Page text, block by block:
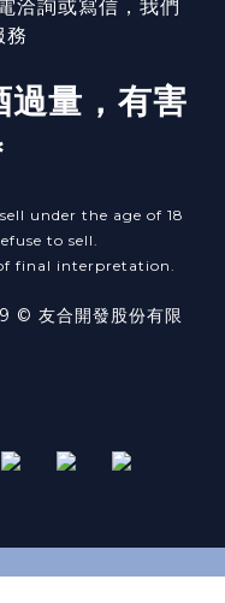
洽詢或寫信，我們
務
過量，有害
under the age of 18
to sell.
final interpretation.
© 友合開發股份有限